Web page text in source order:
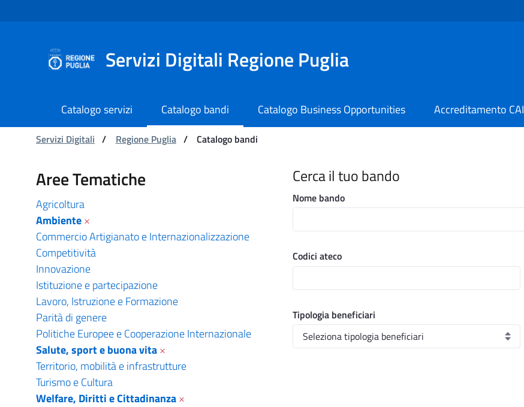
Navigazione
Servizi Digitali Regione Puglia
Catalogo servizi Catalogo bandi Catalogo Business Opportunities
Accreditamento CAI
Ti trovi in:
Servizi Digitali / Regione Puglia / Catalogo bandi
Catalogo bandi - Servizi Digitali Regione Puglia
Aree Tematiche
Agricoltura
Ambiente×
Commercio Artigianato e Internazionalizzazione
Competitività
Innovazione
Istituzione e partecipazione
Lavoro, Istruzione e Formazione
Parità di genere
Politiche Europee e Cooperazione Internazionale
Salute, sport e buona vita×
Territorio, mobilità e infrastrutture
Turismo e Cultura
Welfare, Diritti e Cittadinanza×
Cerca il tuo bando
Nome bando
Codici ateco
Tipologia beneficiari